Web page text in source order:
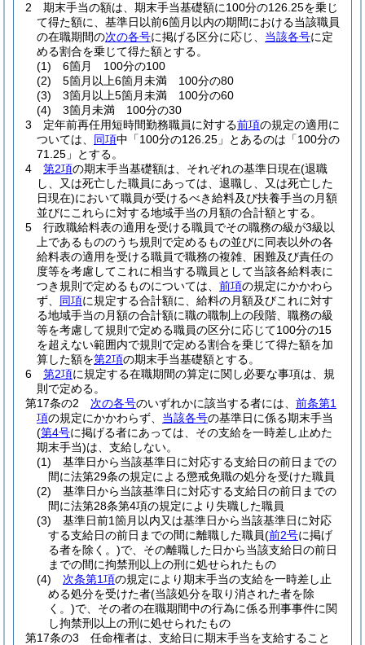
2
期末手当の額は、期末手当基礎額に100分の126.25を乗じ
て得た額に、基準日以前6箇月以内の期間における当該職員
の在職期間の次の各号に掲げる区分に応じ、 当該各号に定
める割合を乗じて得た額とする。
(1)
6箇月 100分の100
(2)
5箇月以上6箇月未満 100分の80
(3)
3箇月以上5箇月未満 100分の60
(4)
3箇月未満 100分の30
3
定年前再任用短時間勤務職員に対する前項の規定の適用に
ついては、 同項中「100分の126.25」とあるのは「100分の
71.25」とする。
4
第2項の期末手当基礎額は、それぞれの基準日現在(退職
し、又は死亡した職員にあっては、退職し、又は死亡した
日現在)において職員が受けるべき給料及び扶養手当の月額
並びにこれらに対する地域手当の月額の合計額とする。
5
行政職給料表の適用を受ける職員でその職務の級が3級以
上であるもののうち規則で定めるもの並びに同表以外の各
給料表の適用を受ける職員で職務の複雑、困難及び責任の
度等を考慮してこれに相当する職員として当該各給料表に
つき規則で定めるものについては、 前項の規定にかかわら
ず、 同項に規定する合計額に、給料の月額及びこれに対す
る地域手当の月額の合計額に職の職制上の段階、職務の級
等を考慮して規則で定める職員の区分に応じて100分の15
を超えない範囲内で規則で定める割合を乗じて得た額を加
算した額を第2項の期末手当基礎額とする。
6
第2項に規定する在職期間の算定に関し必要な事項は、規
則で定める。
第17条の2
次の各号のいずれかに該当する者には、 前条第1
項の規定にかかわらず、 当該各号の基準日に係る期末手当
(第4号に掲げる者にあっては、その支給を一時差し止めた
期末手当)は、支給しない。
(1)
基準日から当該基準日に対応する支給日の前日までの
間に法第29条の規定による懲戒免職の処分を受けた職員
(2)
基準日から当該基準日に対応する支給日の前日までの
間に法第28条第4項の規定により失職した職員
(3)
基準日前1箇月以内又は基準日から当該基準日に対応
する支給日の前日までの間に離職した職員(前2号に掲げ
る者を除く。)で、その離職した日から当該支給日の前日
までの間に拘禁刑以上の刑に処せられたもの
(4)
次条第1項の規定により期末手当の支給を一時差し止
める処分を受けた者(当該処分を取り消された者を除
く。)で、その者の在職期間中の行為に係る刑事事件に関
し拘禁刑以上の刑に処せられたもの
第17条の3
任命権者は、支給日に期末手当を支給すること